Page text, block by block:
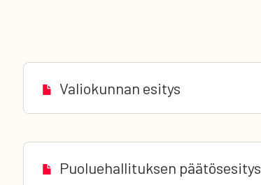
Valiokunnan esitys
Puoluehallituksen päätösesitys